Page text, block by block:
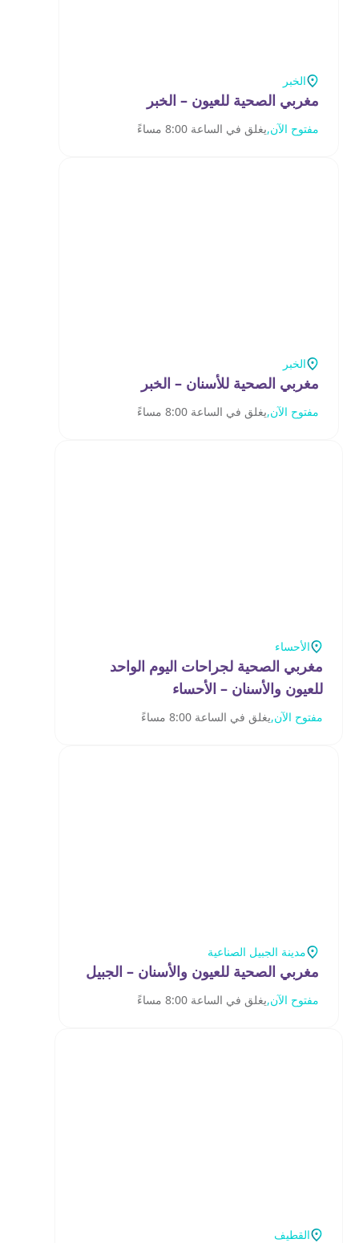
الخبر
مغربي الصحية للعيون – الخبر
مفتوح الآن,يغلق في الساعة 8:00 مساءً
الخبر
مغربي الصحية للأسنان – الخبر
مفتوح الآن,يغلق في الساعة 8:00 مساءً
الأحساء
مغربي الصحية لجراحات اليوم الواحد
للعيون والأسنان – الأحساء
مفتوح الآن,يغلق في الساعة 8:00 مساءً
مدينة الجبيل الصناعية
مغربي الصحية للعيون والأسنان – الجبيل
مفتوح الآن,يغلق في الساعة 8:00 مساءً
القطيف